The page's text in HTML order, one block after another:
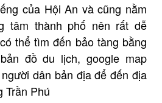
của Hội An và cũng nằm
tâm thành phố nên rất dễ
thể tìm đến bảo tàng bằng
đồ du lịch, google map
dân bản địa để đến địa
Trần Phú